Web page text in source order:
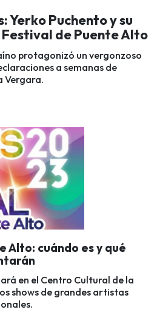
Yerko Puchento y su
de Puente Alto
protagonizó un vergonzoso
a semanas de
Vergara.
Alto: cuándo es y qué
en el Centro Cultural de la
shows de grandes artistas